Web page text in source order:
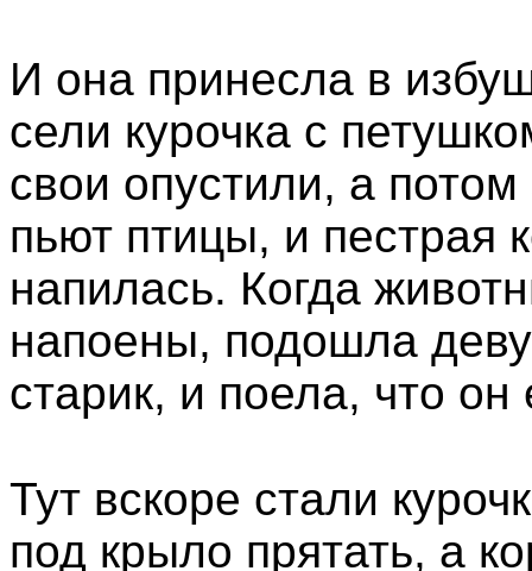
И она принесла в
сели курочка с
свои опустили, а
пьют птицы, и пестрая
напилась. Когда
напоены, подошла
старик, и поела, что он
Тут вскоре стали
под крыло прятать, а